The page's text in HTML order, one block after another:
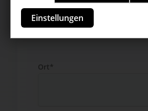
Ort*
Einstellungen